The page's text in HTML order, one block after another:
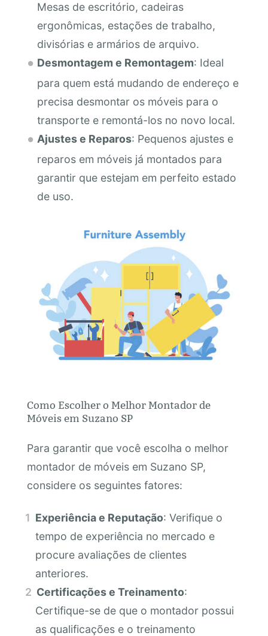
Mesas de escritório, cadeiras
ergonômicas, estações de trabalho,
divisórias e armários de arquivo.
Desmontagem e Remontagem: Ideal
para quem está mudando de endereço e
precisa desmontar os móveis para o
transporte e remontá-los no novo local.
Ajustes e Reparos: Pequenos ajustes e
reparos em móveis já montados para
garantir que estejam em perfeito estado
de uso.
Como Escolher o Melhor Montador de
Móveis em Suzano SP
Para garantir que você escolha o melhor
montador de móveis em Suzano SP,
considere os seguintes fatores:
Experiência e Reputação: Verifique o
tempo de experiência no mercado e
procure avaliações de clientes
anteriores.
Certificações e Treinamento:
Certifique-se de que o montador possui
as qualificações e o treinamento